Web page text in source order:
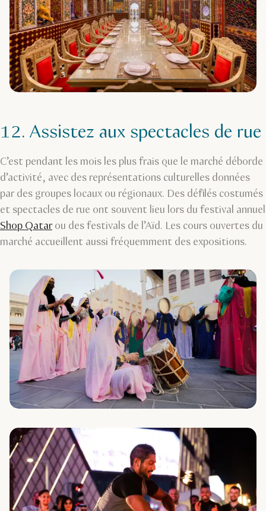
12. Assistez aux spectacles de rue
C’est pendant les mois les plus frais que le marché déborde
d’activité, avec des représentations culturelles données
par des groupes locaux ou régionaux. Des défilés costumés
et spectacles de rue ont souvent lieu lors du festival annuel
Shop Qatar ou des festivals de l’Aïd. Les cours ouvertes du
marché accueillent aussi fréquemment des expositions.